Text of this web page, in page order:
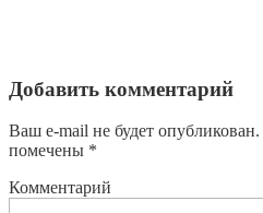
Добавить комментарий
Ваш e-mail не будет опубликован.
помечены *
Комментарий